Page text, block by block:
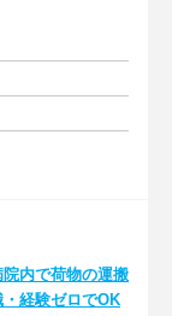
院内で荷物の運搬
経験ゼロでOK